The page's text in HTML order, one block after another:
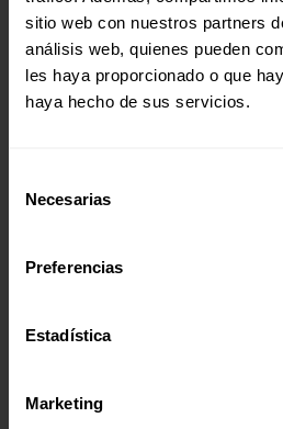
sitio web con nuestros partners
análisis web, quienes pueden
les haya proporcionado o que
haya hecho de sus servicios.
Necesarias
Preferencias
Estadística
Marketing
Noticia
|
Migración y refugio
MARRUECOS: HUMANIZANDO LA
14 octubre 2020